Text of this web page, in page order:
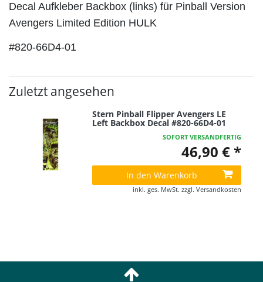
Decal Aufkleber Backbox (links) für Pinball Version
Avengers Limited Edition HULK
#820-66D4-01
Zuletzt angesehen
Stern Pinball Flipper Avengers LE
Left Backbox Decal #820-66D4-01
SOFORT VERSANDFERTIG
46,90 € *
In den Warenkorb
inkl. ges. MwSt. zzgl. Versandkosten